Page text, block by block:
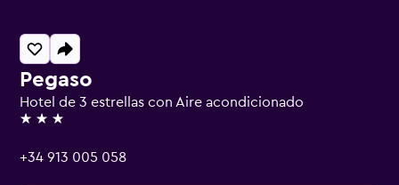
Pegaso
Hotel de 3 estrellas con Aire acondicionado
3 estrellas
+34 913 005 058